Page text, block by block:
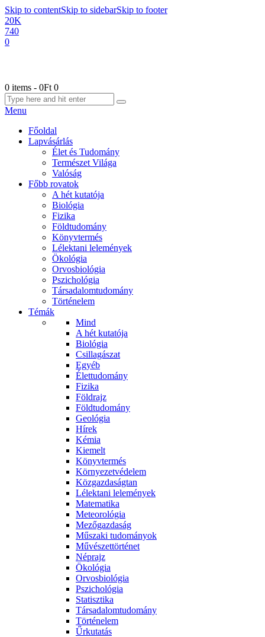
Skip to contentSkip to sidebarSkip to footer
20K
740
0
0 items - 0Ft 0
Menu
Főoldal
Lapvásárlás
Élet és Tudomány
Természet Világa
Valóság
Főbb rovatok
A hét kutatója
Biológia
Fizika
Földtudomány
Könyvtermés
Lélektani lelemények
Ökológia
Orvosbiológia
Pszichológia
Társadalomtudomány
Történelem
Témák
Mind
A hét kutatója
Biológia
Csillagászat
Egyéb
Élettudomány
Fizika
Földrajz
Földtudomány
Geológia
Hírek
Kémia
Kiemelt
Könyvtermés
Környezetvédelem
Közgazdaságtan
Lélektani lelemények
Matematika
Meteorológia
Mezőgazdaság
Műszaki tudományok
Művészettörténet
Néprajz
Ökológia
Orvosbiológia
Pszichológia
Statisztika
Társadalomtudomány
Történelem
Űrkutatás